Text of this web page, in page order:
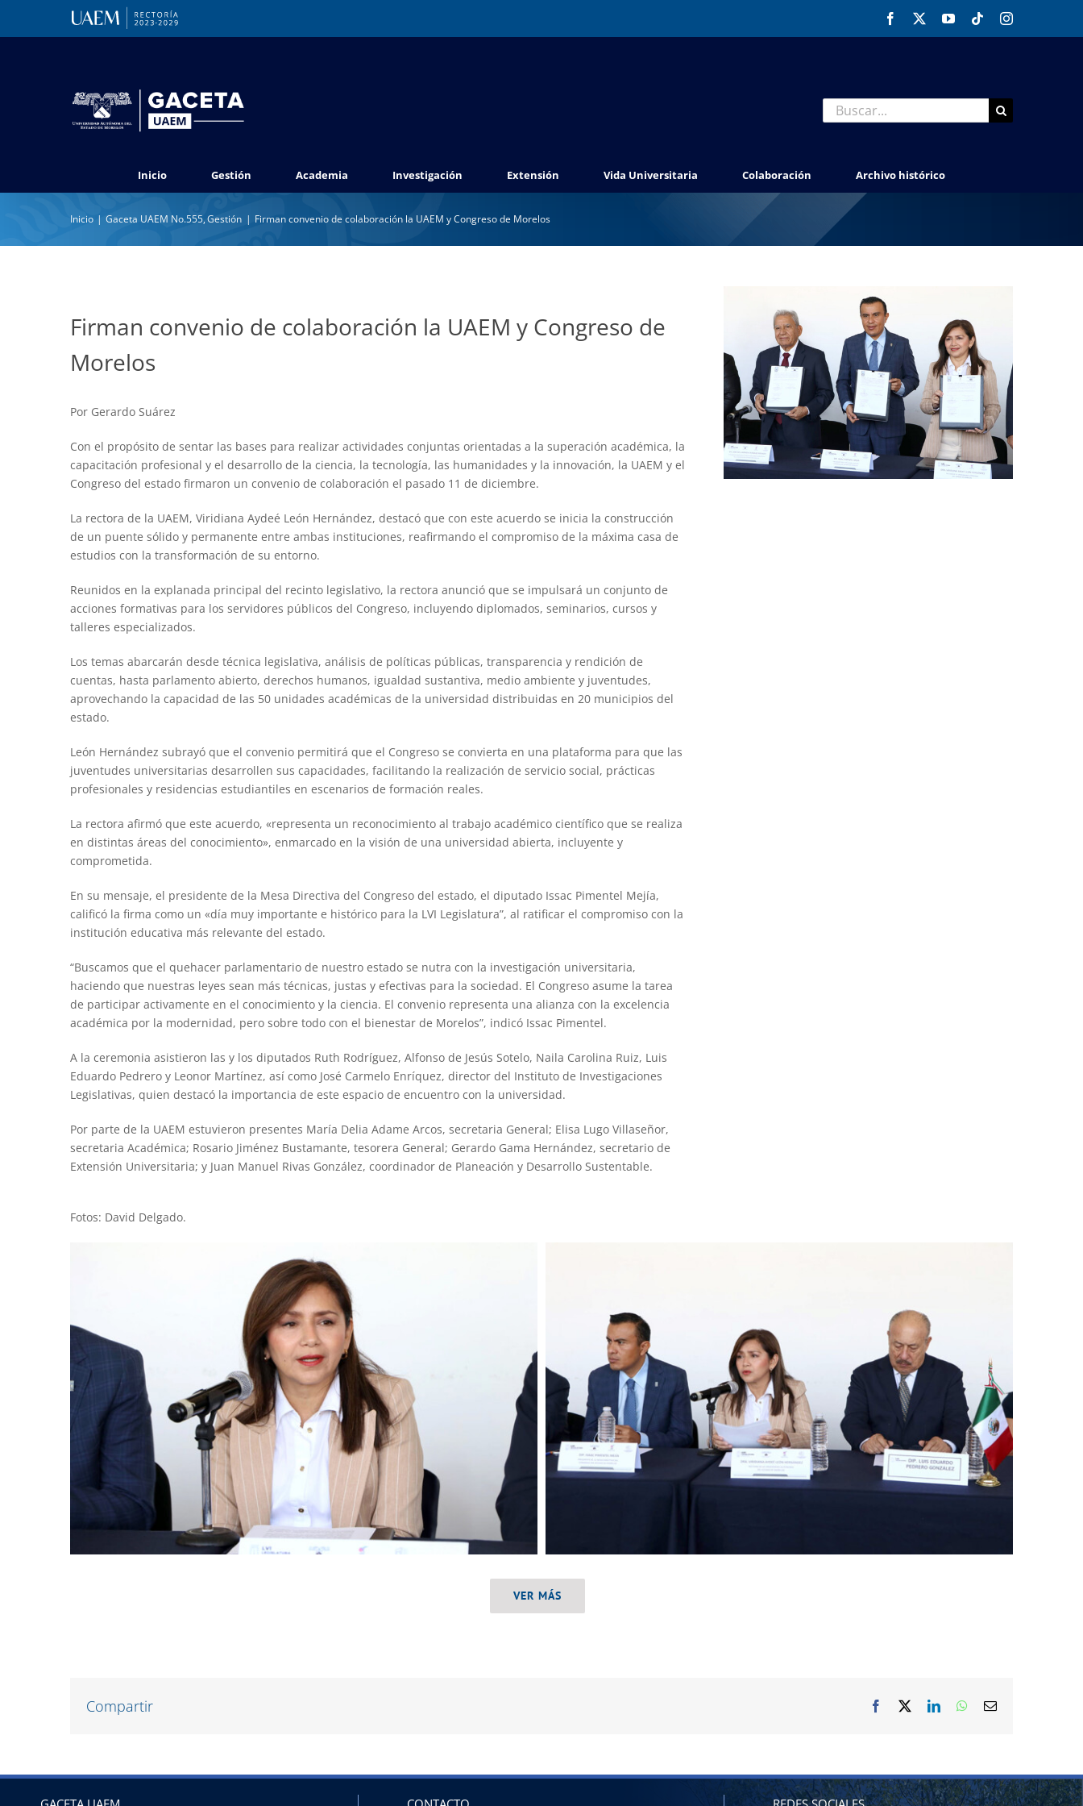
Facebook YouTubeTiktokInstagram
Buscar:
Inicio Gestión Academia Investigación Extensión Vida Universitaria Colaboración Archivo histórico
Inicio Gaceta UAEM No.555 Gestión Firman convenio de colaboración la UAEM y Congreso de Morelos
Firman convenio de colaboración la UAEM y Congreso de
Morelos
Por Gerardo Suárez
Con el propósito de sentar las bases para realizar actividades conjuntas orientadas a la superación académica, la
capacitación profesional y el desarrollo de la ciencia, la tecnología, las humanidades y la innovación, la UAEM y el
Congreso del estado firmaron un convenio de colaboración el pasado 11 de diciembre.
La rectora de la UAEM, Viridiana Aydeé León Hernández, destacó que con este acuerdo se inicia la construcción
de un puente sólido y permanente entre ambas instituciones, reafirmando el compromiso de la máxima casa de
estudios con la transformación de su entorno.
Reunidos en la explanada principal del recinto legislativo, la rectora anunció que se impulsará un conjunto de
acciones formativas para los servidores públicos del Congreso, incluyendo diplomados, seminarios, cursos y
talleres especializados.
Los temas abarcarán desde técnica legislativa, análisis de políticas públicas, transparencia y rendición de
cuentas, hasta parlamento abierto, derechos humanos, igualdad sustantiva, medio ambiente y juventudes,
aprovechando la capacidad de las 50 unidades académicas de la universidad distribuidas en 20 municipios del
estado.
León Hernández subrayó que el convenio permitirá que el Congreso se convierta en una plataforma para que las
juventudes universitarias desarrollen sus capacidades, facilitando la realización de servicio social, prácticas
profesionales y residencias estudiantiles en escenarios de formación reales.
La rectora afirmó que este acuerdo, «representa un reconocimiento al trabajo académico científico que se realiza
en distintas áreas del conocimiento», enmarcado en la visión de una universidad abierta, incluyente y
comprometida.
En su mensaje, el presidente de la Mesa Directiva del Congreso del estado, el diputado Issac Pimentel Mejía,
calificó la firma como un «día muy importante e histórico para la LVI Legislatura”, al ratificar el compromiso con la
institución educativa más relevante del estado.
“Buscamos que el quehacer parlamentario de nuestro estado se nutra con la investigación universitaria,
haciendo que nuestras leyes sean más técnicas, justas y efectivas para la sociedad. El Congreso asume la tarea
de participar activamente en el conocimiento y la ciencia. El convenio representa una alianza con la excelencia
académica por la modernidad, pero sobre todo con el bienestar de Morelos”, indicó Issac Pimentel.
A la ceremonia asistieron las y los diputados Ruth Rodríguez, Alfonso de Jesús Sotelo, Naila Carolina Ruiz, Luis
Eduardo Pedrero y Leonor Martínez, así como José Carmelo Enríquez, director del Instituto de Investigaciones
Legislativas, quien destacó la importancia de este espacio de encuentro con la universidad.
Por parte de la UAEM estuvieron presentes María Delia Adame Arcos, secretaria General; Elisa Lugo Villaseñor,
secretaria Académica; Rosario Jiménez Bustamante, tesorera General; Gerardo Gama Hernández, secretario de
Extensión Universitaria; y Juan Manuel Rivas González, coordinador de Planeación y Desarrollo Sustentable.
Fotos: David Delgado.
VER MÁS
Compartir Facebook LinkedInWhatsApp
Correo